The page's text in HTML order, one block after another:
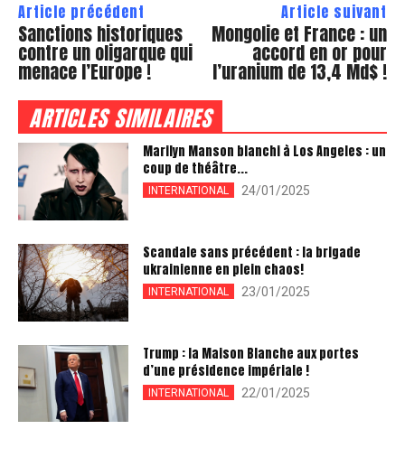
Article précédent
Sanctions historiques
contre un oligarque qui
menace l’Europe !
Article suivant
Mongolie et France : un
accord en or pour
l’uranium de 13,4 Md$ !
ARTICLES SIMILAIRES
Marilyn Manson blanchi à Los Angeles : un
coup de théâtre...
INTERNATIONAL 24/01/2025
Scandale sans précédent : la brigade
ukrainienne en plein chaos!
INTERNATIONAL 23/01/2025
Trump : la Maison Blanche aux portes
d’une présidence impériale !
INTERNATIONAL 22/01/2025